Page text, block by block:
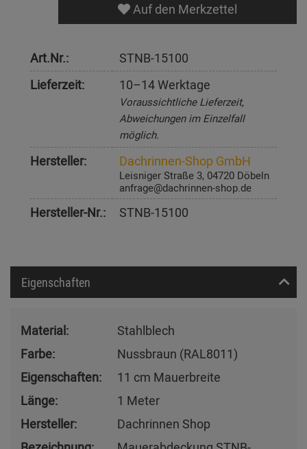
Auf den Merkzettel
Art.Nr.:
STNB-15100
Lieferzeit:
10–14 Werktage
Voraussichtliche Lieferzeit,
Abweichungen im Einzelfall
möglich.
Hersteller: Dachrinnen-Shop GmbH
Leisniger Straße 3, 04720 Döbeln
anfrage@dachrinnen-shop.de
Hersteller-Nr.: STNB-15100
Eigenschaften
Material:
Stahlblech
Farbe:
Nussbraun (RAL8011)
Eigenschaften:
11 cm Mauerbreite
Länge:
1 Meter
Hersteller:
Dachrinnen Shop